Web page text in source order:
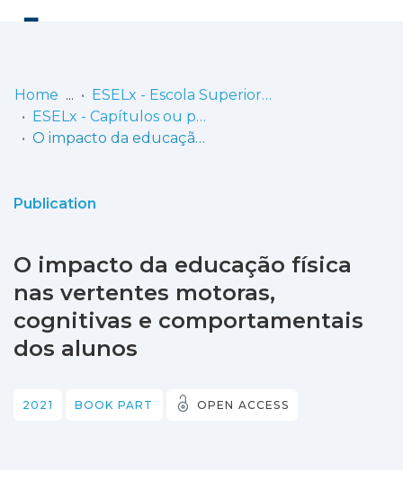
Communities
Statistics
Home
ESELx - Escola Superior de Educação de Lisboa
ESELx - Capítulos ou partes de livros
O impacto da educação física nas vertentes motoras, cognitivas e comportamentais dos alunos
Publication
O impacto da educação física
nas vertentes motoras,
cognitivas e comportamentais
dos alunos
2021 BOOK PART OPEN ACCESS